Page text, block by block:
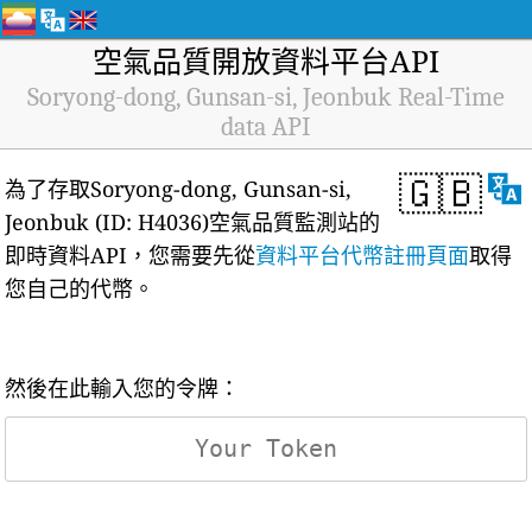
空氣品質開放資料平台API
Soryong-dong, Gunsan-si, Jeonbuk Real-Time
data API
🇬🇧
為了存取Soryong-dong, Gunsan-si,
Jeonbuk (ID: H4036)空氣品質監測站的
即時資料API，您需要先從資料平台代幣註冊頁面取得
您自己的代幣。
然後在此輸入您的令牌：